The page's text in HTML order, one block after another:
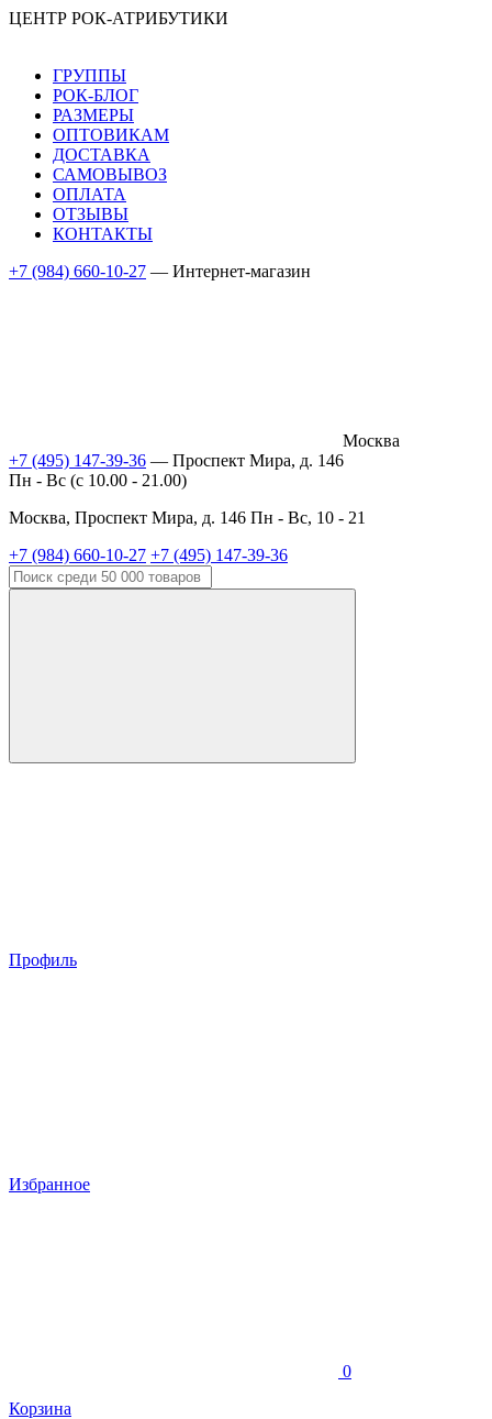
ЦЕНТР РОК-АТРИБУТИКИ
ГРУППЫ
РОК-БЛОГ
РАЗМЕРЫ
ОПТОВИКАМ
ДОСТАВКА
САМОВЫВОЗ
ОПЛАТА
ОТЗЫВЫ
КОНТАКТЫ
+7 (984) 660-10-27 — Интернет-магазин
Москва
+7 (495) 147-39-36 — Проспект Мира, д. 146
Пн - Вс (c 10.00 - 21.00)
Москва, Проспект Мира, д. 146 Пн - Вс, 10 - 21
+7 (984) 660-10-27 +7 (495) 147-39-36
Профиль
Избранное
0
Корзина